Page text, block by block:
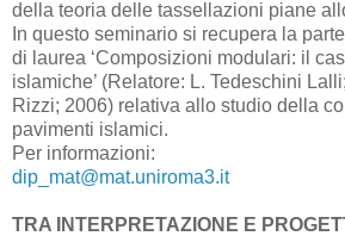
della teoria delle tassellazioni piane
In questo seminario si recupera la
di laurea ‘Composizioni modulari: il
islamiche’ (Relatore: L. Tedeschini
Rizzi; 2006) relativa allo studio della
pavimenti islamici.
Per informazioni:
dip_mat@mat.uniroma3.it
TRA INTERPRETAZIONE E